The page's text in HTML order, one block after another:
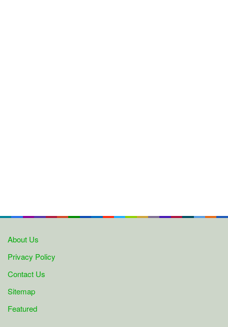
About Us
Privacy Policy
Contact Us
Sitemap
Featured